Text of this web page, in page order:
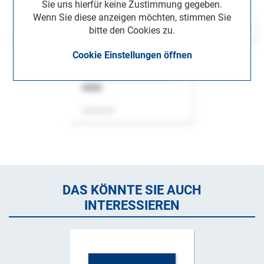
Sie uns hierfür keine Zustimmung gegeben.
Wenn Sie diese anzeigen möchten, stimmen Sie
bitte den Cookies zu.
Cookie Einstellungen öffnen
DAS KÖNNTE SIE AUCH
INTERESSIEREN